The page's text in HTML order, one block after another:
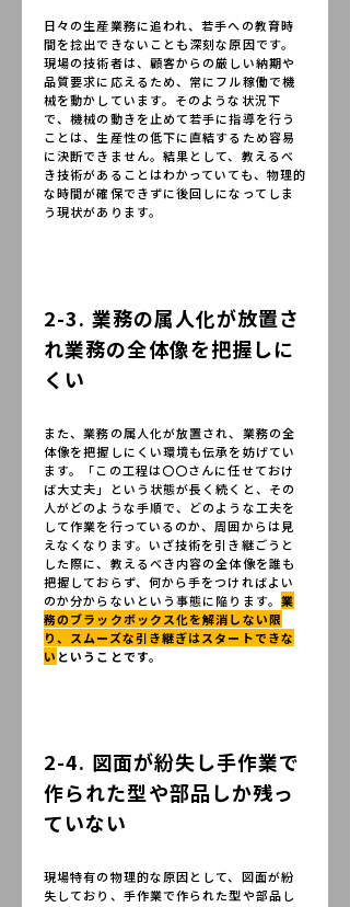
日々の生産業務に追われ、若手への教育時
間を捻出できないことも深刻な原因です。
現場の技術者は、顧客からの厳しい納期や
品質要求に応えるため、常にフル稼働で機
械を動かしています。そのような状況下
で、機械の動きを止めて若手に指導を行う
ことは、生産性の低下に直結するため容易
に決断できません。結果として、教えるべ
き技術があることはわかっていても、物理的
な時間が確保できずに後回しになってしま
う現状があります。
2-3. 業務の属人化が放置さ
れ業務の全体像を把握しに
くい
また、業務の属人化が放置され、業務の全
体像を把握しにくい環境も伝承を妨げてい
ます。「この工程は〇〇さんに任せておけ
ば大丈夫」という状態が長く続くと、その
人がどのような手順で、どのような工夫を
して作業を行っているのか、周囲からは見
えなくなります。いざ技術を引き継ごうと
した際に、教えるべき内容の全体像を誰も
把握しておらず、何から手をつければよい
のか分からないという事態に陥ります。 業
務のブラックボックス化を解消しない限
り、スムーズな引き継ぎはスタートできな
い ということです。
2-4. 図面が紛失し手作業で
作られた型や部品しか残っ
ていない
現場特有の物理的な原因として、図面が紛
失しており、手作業で作られた型や部品し